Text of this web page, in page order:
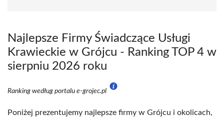
Najlepsze Firmy Świadczące Usługi
Krawieckie w Grójcu - Ranking TOP 4 w
sierpniu 2026 roku
Ranking według portalu e-grojec.pl
Poniżej prezentujemy najlepsze firmy w Grójcu i okolicach,